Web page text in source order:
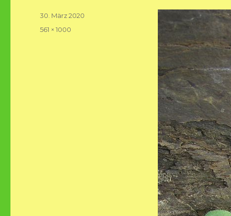
Veröffentlicht
30. März 2020
Volle
561 × 1000